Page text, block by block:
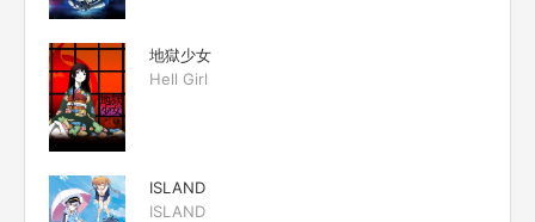
地獄少女
Hell Girl
ISLAND
ISLAND